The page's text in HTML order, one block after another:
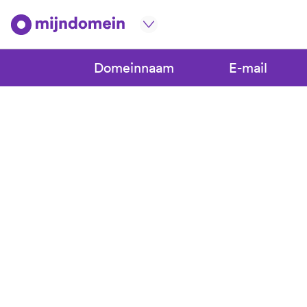
Domeinnaam E-mail